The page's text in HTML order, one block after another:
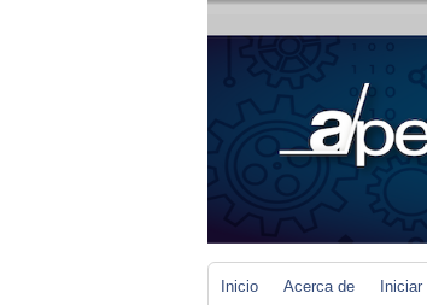
Inicio Acerca de